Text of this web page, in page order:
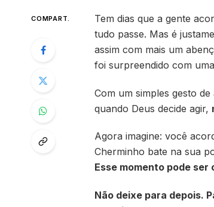
COMPART.
Tem dias que a gente
tudo passe. Mas é
assim com mais um
foi surpreendido com
Com um simples gesto
quando Deus decide agir,
Agora imagine: você
Cherminho bate na sua
Esse momento pode ser
Não deixe para depois.